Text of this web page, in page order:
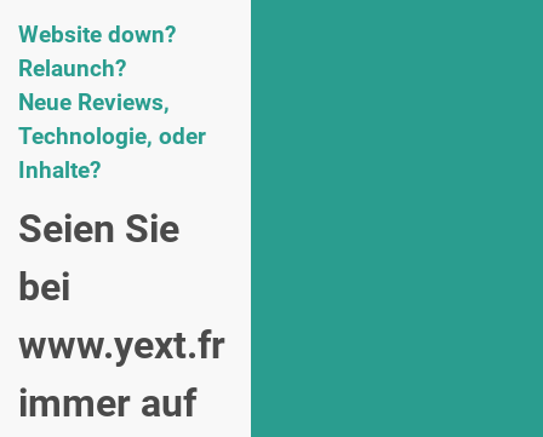
Website down?
Relaunch?
Neue Reviews,
Technologie, oder
Inhalte?
Seien Sie
bei
www.yext.fr
immer auf